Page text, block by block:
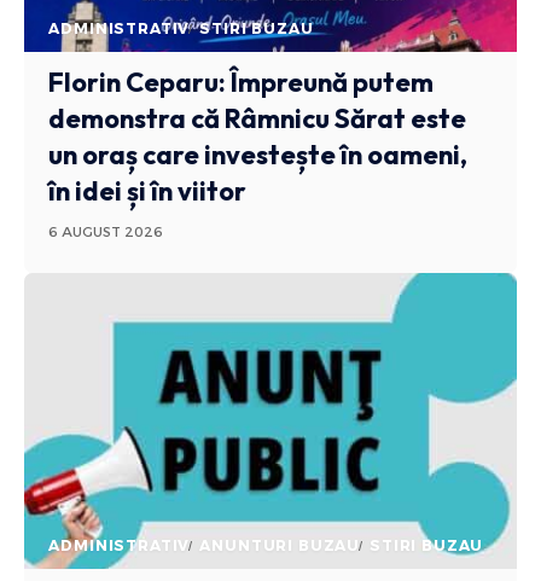
ADMINISTRATIV STIRI BUZAU
Florin Ceparu: Împreună putem
demonstra că Râmnicu Sărat este
un oraș care investește în oameni,
în idei și în viitor
6 AUGUST 2026
ADMINISTRATIV ANUNTURI BUZAU STIRI BUZAU